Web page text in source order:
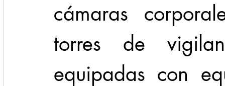
cámaras
torres de
equipadas con